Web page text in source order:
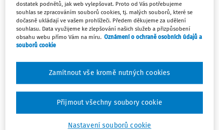
Tým Práce a mzda
Vydáno:21. 5. 2024 / 2 minuty čtení
Chemická bezpečnost na pracovišti
Nebezpečné látky se nacházejí v zemědělství,
zdravotnictví, stavebnictví a dalších odvětvích průmyslu.
Mezi povolání vzbuzující stále větší obavy a při nichž
zaměstnanci čelí vysokému riziku, že přijdou do kontaktu
s nebezpečnými látkami, patří zpracování ...
dostatek podnětů, jak web vylepšovat. Proto od Vás potřebujeme
souhlas se zpracováním souborů cookies, tj. malých souborů, které se
dočasně ukládají ve vašem prohlížeči. Předem děkujeme za udělení
souhlasu. Data využijeme ke zlepšování našich služeb a přizpůsobení
obsahu webu přímo Vám na míru. Oznámení o ochraně osobních údajů a
souborů cookie
Nastavení souborů cookie
Zamítnout vše kromě nutných cookies
Přijmout všechny soubory cookie